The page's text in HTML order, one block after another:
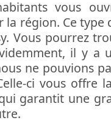
vous
région. Ce type
Vous pourrez
il y a
ne pouvions
ci vous offre
garantit une